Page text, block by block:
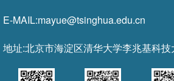
E-MAIL:mayue@tsinghua.edu.cn
地址:北京市海淀区清华大学李兆基科技